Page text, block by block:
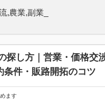
,農業,副業_
探し方｜営業・価格交
条件・販路開拓のコツ
ます